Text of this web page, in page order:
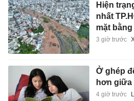
Hiện
nhất
mặt bằng
3 giờ trước
Ở ghép
hơn giữa
4 giờ trước